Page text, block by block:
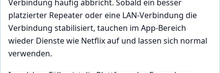
Verbindung häufig abbricht. Sobald ein besser
platzierter Repeater oder eine LAN-Verbindung die
Verbindung stabilisiert, tauchen im App-Bereich
wieder Dienste wie Netflix auf und lassen sich normal
verwenden.